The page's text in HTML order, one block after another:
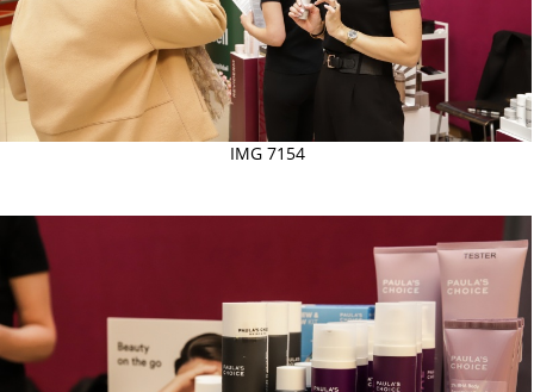
IMG 7154